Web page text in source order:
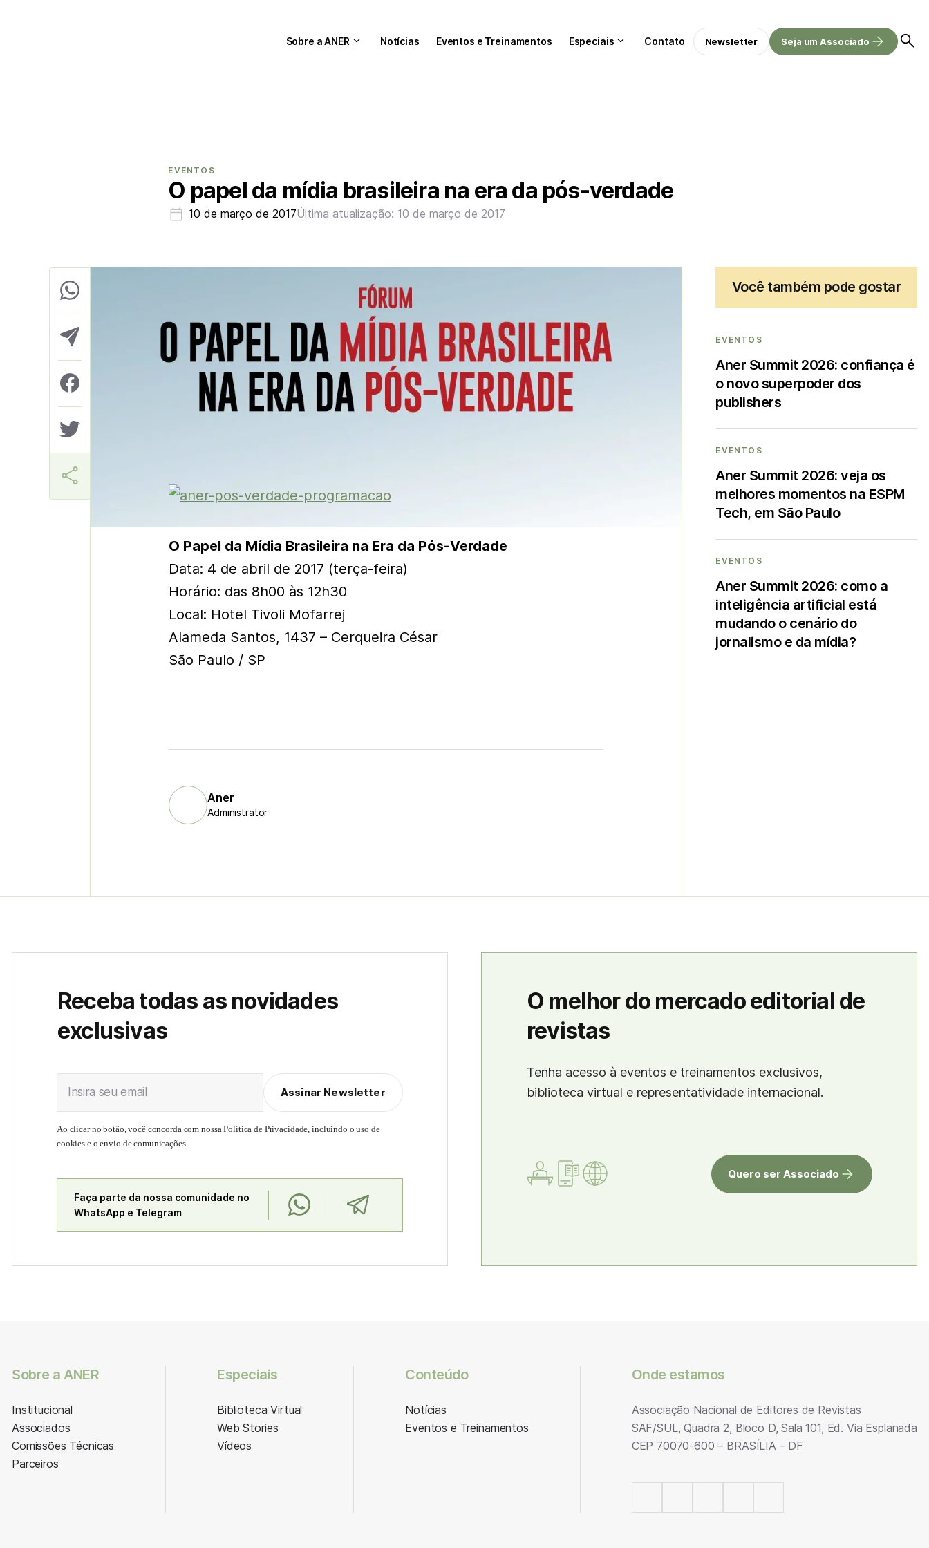
Sobre a ANER Notícias Eventos e Treinamentos Especiais Contato Newsletter Seja um Associado
EVENTOS
O papel da mídia brasileira na era da pós-verdade
10 de março de 2017Última atualização: 10 de março de 2017
Aner
O Papel da Mídia Brasileira na Era da Pós-Verdade
Data: 4 de abril de 2017 (terça-feira)
Horário: das 8h00 às 12h30
Local: Hotel Tivoli Mofarrej
Alameda Santos, 1437 – Cerqueira César
São Paulo / SP
Aner
Administrator
Você também pode gostar
EVENTOS
Aner Summit 2026: confiança é
o novo superpoder dos
publishers
EVENTOS
Aner Summit 2026: veja os
melhores momentos na ESPM
Tech, em São Paulo
EVENTOS
Aner Summit 2026: como a
inteligência artificial está
mudando o cenário do
jornalismo e da mídia?
Receba todas as novidades
exclusivas
Insira seu email Assinar Newsletter
Ao clicar no botão, você concorda com nossaPolítica de Privacidade, incluindo o uso de
cookies e o envio de comunicações.
Faça parte da nossa comunidade no
WhatsApp e Telegram
O melhor do mercado editorial de
revistas
Tenha acesso à eventos e treinamentos exclusivos,
biblioteca virtual e representatividade internacional.
Quero ser Associado
Sobre a ANER
Institucional
Associados
Comissões Técnicas
Parceiros
Especiais
Biblioteca Virtual
Web Stories
Vídeos
Conteúdo
Notícias
Eventos e Treinamentos
Onde estamos
Associação Nacional de Editores de Revistas
SAF/SUL, Quadra 2, Bloco D, Sala 101, Ed. Via Esplanada
CEP 70070-600 – BRASÍLIA – DF